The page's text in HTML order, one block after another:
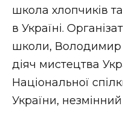
школа хлопчиків
в Україні.
школи, Володимир
діяч мистецтва
Національної
України,